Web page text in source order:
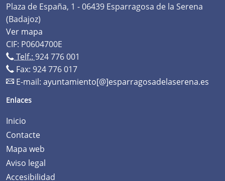
Plaza de España, 1 - 06439 Esparragosa de la Serena
(Badajoz)
Ver mapa
CIF: P0604700E
Telf.: 924 776 001
Fax: 924 776 017
E-mail: ayuntamiento[@]esparragosadelaserena.es
Enlaces
Inicio
Contacte
Mapa web
Aviso legal
Accesibilidad